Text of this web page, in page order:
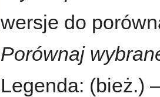
wersje do
Porównaj
Legenda: (bież.)